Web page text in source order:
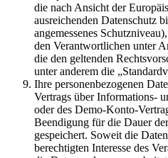
die nach Ansicht der
ausreichenden Datenschutz
angemessenes
den Verantwortlichen unter
die den geltenden
unter anderem die
Ihre personenbezogenen
Vertrags über Informations-
oder des Demo-Konto-
Beendigung für die Dauer
gespeichert. Soweit die
berechtigten Interesse des